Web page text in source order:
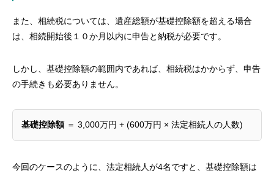
また、相続税については、遺産総額が基礎控除額を超える場合
は、相続開始後１０か月以内に申告と納税が必要です。
しかし、基礎控除額の範囲内であれば、相続税はかからず、申告
の手続きも必要ありません。
基礎控除額＝ 3,000万円 + (600万円 × 法定相続人の人数)
今回のケースのように、法定相続人が4名ですと、基礎控除額は